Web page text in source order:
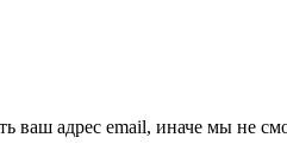
ваш адрес email, иначе мы не